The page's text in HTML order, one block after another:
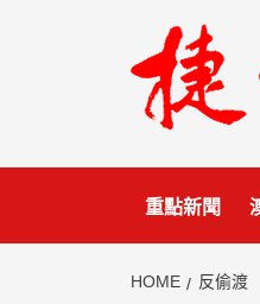
重點新聞
HOME 反偷渡